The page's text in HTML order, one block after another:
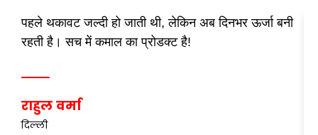
पहले थकावट जल्दी हो जाती थी, लेकिन अब दिनभर ऊर्जा बनी
रहती है। सच में कमाल का प्रोडक्ट है!
राहुल वर्मा
दिल्ली